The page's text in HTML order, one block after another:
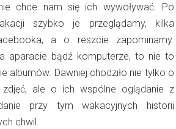
chce nam się ich wywoływać. Po
szybko je przeglądamy, kilka
a o reszcie zapominamy.
aparacie bądź komputerze, to nie to
albumów. Dawniej chodziło nie tylko o
zdjęć, ale o ich wspólne oglądanie z
przy tym wakacyjnych historii
chwil.